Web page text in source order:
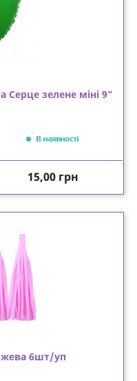
Серце зелене міні 9"
В наявності
Ціна
15,00 грн
6шт/уп